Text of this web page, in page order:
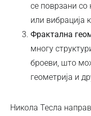
се поврзани со
или вибрација
Фрактална
многу
броеви, што
геометрија и
Никола Тесла